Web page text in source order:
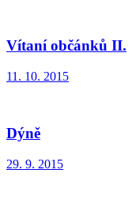
Vítaní občánků II.
11. 10. 2015
Dýně
29. 9. 2015